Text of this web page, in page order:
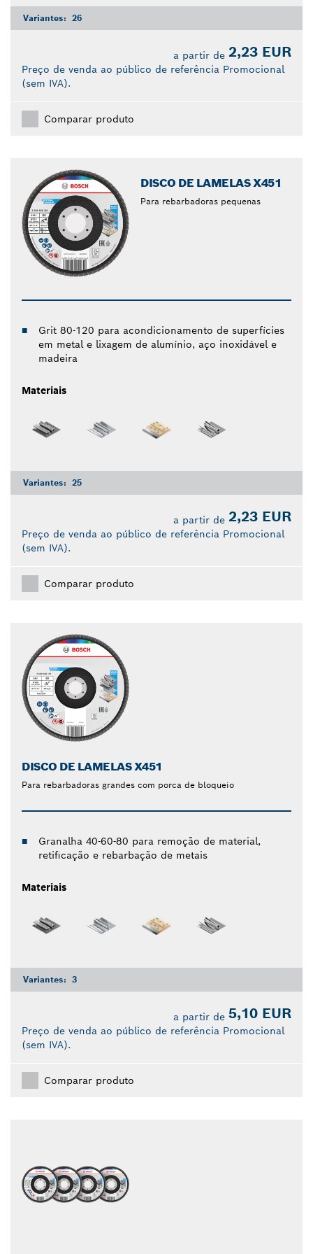
Variantes: 26
a partir de 2,23 EUR
Preço de venda ao público de referência Promocional
(sem IVA).
Comparar produto
DISCO DE LAMELAS X451
Para rebarbadoras pequenas
Grit 80-120 para acondicionamento de superfícies
em metal e lixagem de alumínio, aço inoxidável e
madeira
Materiais
Variantes: 25
a partir de 2,23 EUR
Preço de venda ao público de referência Promocional
(sem IVA).
Comparar produto
DISCO DE LAMELAS X451
Para rebarbadoras grandes com porca de bloqueio
Granalha 40-60-80 para remoção de material,
retificação e rebarbação de metais
Materiais
Variantes: 3
a partir de 5,10 EUR
Preço de venda ao público de referência Promocional
(sem IVA).
Comparar produto